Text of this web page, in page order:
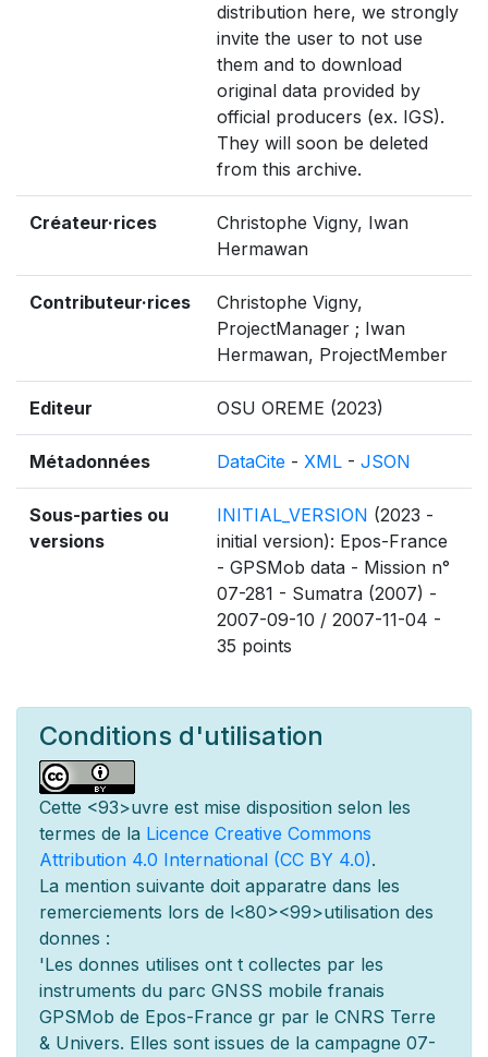
distribution here, we strongly
invite the user to not use
them and to download
original data provided by
official producers (ex. IGS).
They will soon be deleted
from this archive.
Créateur·rices
Christophe Vigny, Iwan
Hermawan
Contributeur·rices
Christophe Vigny,
ProjectManager ; Iwan
Hermawan, ProjectMember
Editeur OSU OREME (2023)
Métadonnées DataCite - XML - JSON
Sous-parties ou
versions
INITIAL_VERSION (2023 -
initial version): Epos-France
- GPSMob data - Mission n°
07-281 - Sumatra (2007) -
2007-09-10 / 2007-11-04 -
35 points
Conditions d'utilisation
Cette <93>uvre est mise disposition selon les
termes de la Licence Creative Commons
Attribution 4.0 International (CC BY 4.0).
La mention suivante doit apparatre dans les
remerciements lors de l<80><99>utilisation des
donnes :
'Les donnes utilises ont t collectes par les
instruments du parc GNSS mobile franais
GPSMob de Epos-France gr par le CNRS Terre
& Univers. Elles sont issues de la campagne 07-